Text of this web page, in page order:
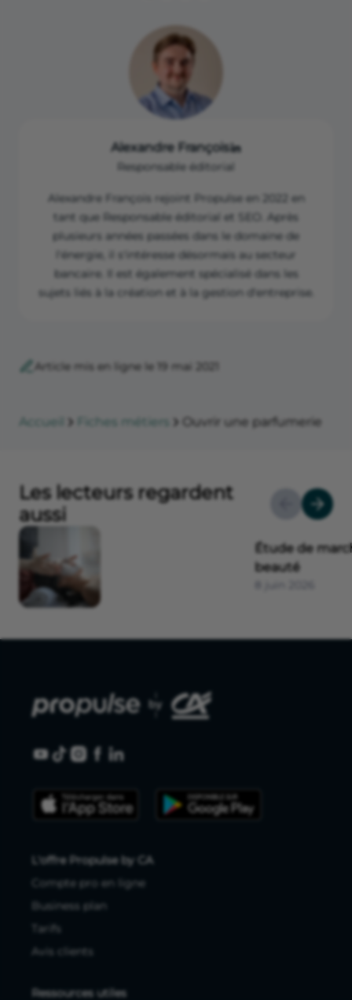
Alexandre François
Responsable éditorial
Alexandre François rejoint Propulse en 2022 en
tant que Responsable éditorial et SEO. Après
plusieurs années passées dans le domaine de
l'énergie, il s'intéresse désormais au secteur
bancaire. Il est également spécialisé dans les
sujets liés à la création et à la gestion d'entreprise.
Article mis en ligne le 19 mai 2021
Accueil Fiches métiers Ouvrir une parfumerie
Les lecteurs regardent
aussi
Étude de
beauté
L'offre Propulse by CA
Compte pro en ligne
Business plan
Tarifs
Avis clients
Ressources utiles